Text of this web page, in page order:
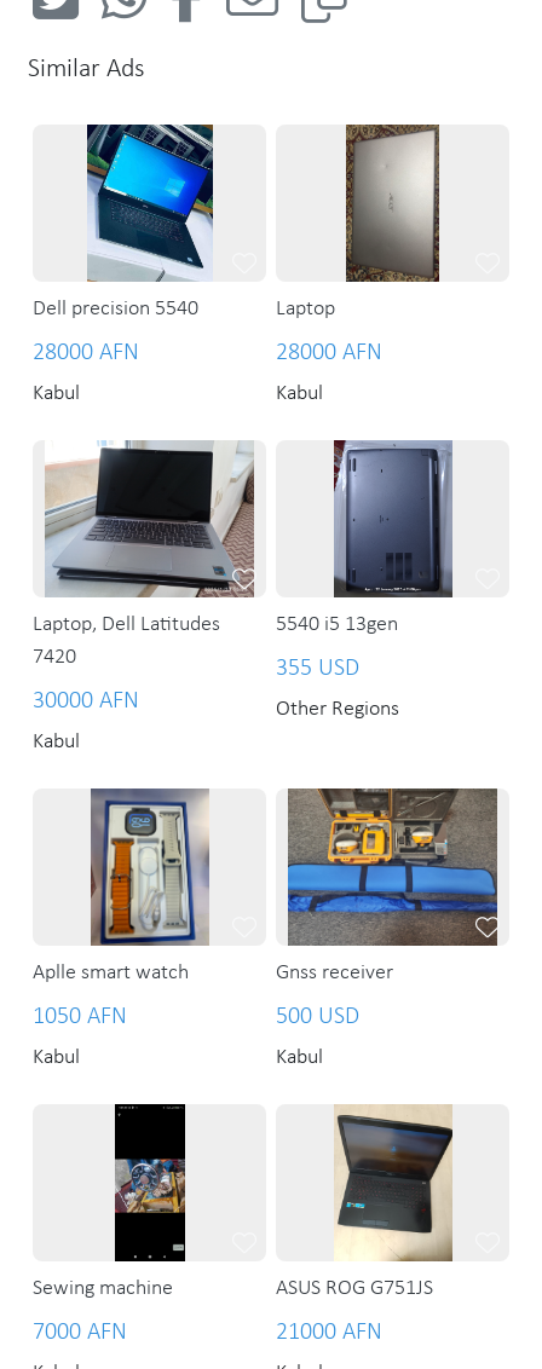
Similar Ads
Dell precision 5540
28000 AFN
Kabul
Laptop
28000 AFN
Kabul
Laptop, Dell Latitudes
7420
30000 AFN
Kabul
5540 i5 13gen
355 USD
Other Regions
Aplle smart watch
1050 AFN
Kabul
Gnss receiver
500 USD
Kabul
Sewing machine
7000 AFN
ASUS ROG G751JS
21000 AFN